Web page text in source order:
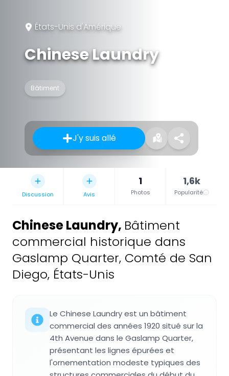
États-Unis d'Amérique
Chinese Laundry
Bâtiment
J'y suis allé
Discussion Avis
1
Photos
1,6k
Popularité
Chinese Laundry, Bâtiment
commercial historique dans
Gaslamp Quarter, Comté de San
Diego, États-Unis
Le Chinese Laundry est un bâtiment
commercial des années 1920 situé sur la
4th Avenue dans le Gaslamp Quarter,
présentant les lignes épurées et
l'ornementation modeste typiques des